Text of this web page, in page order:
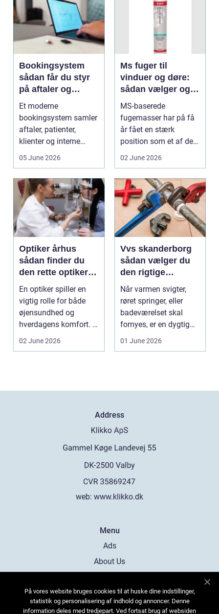
Bookingsystem
sådan får du styr
på aftaler og
arbejdsgange
Et moderne
bookingsystem samler
aftaler, patienter,
klienter og interne
arbejdsgange ét sted. I
05 June 2026
Ms fuger til
vinduer og døre:
sådan vælger og
bruger du dem
rigtigt
MS-baserede
fugemasser har på få
år fået en stærk
position som et af de
mest alsidige valg til
02 June 2026
Optiker århus
sådan finder du
den rette optiker i
byen
En optiker spiller en
vigtig rolle for både
øjensundhed og
hverdagens komfort. I
en by som Aarhus, h...
02 June 2026
Vvs skanderborg
sådan vælger du
den rigtige
installatør
Når varmen svigter,
røret springer, eller
badeværelset skal
fornyes, er en dygtig
VVS-installatør gu...
01 June 2026
Address
web: www.klikko.dk
Menu
Ads
About Us
Contact
Sitemap
På vores website bruges cookies til at huske dine indstillinger,
statistik og personalisering af indhold og annoncer. Denne
information deles med tredjepart. Ved fortsat brug af websiden